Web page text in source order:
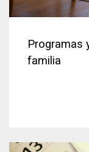
Programas
familia